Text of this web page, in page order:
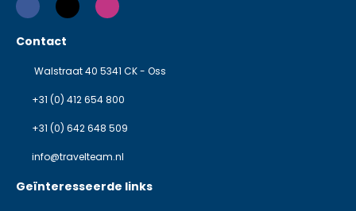
Contact
Walstraat 40 5341 CK - Oss
+31 (0) 412 654 800
+31 (0) 642 648 509
info@travelteam.nl
Geïnteresseerde links